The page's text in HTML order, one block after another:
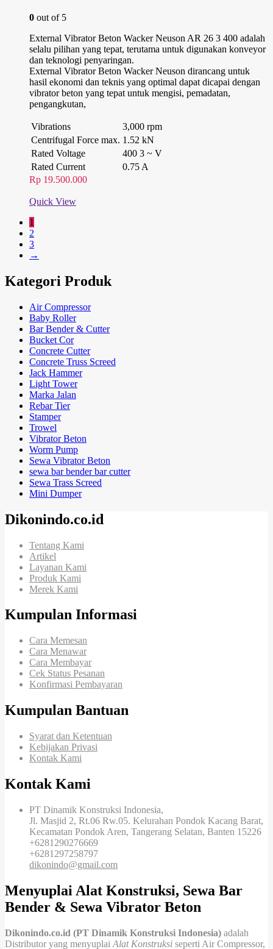
0 out of 5
External Vibrator Beton Wacker Neuson AR 26 3 400 adalah
selalu pilihan yang tepat, terutama untuk digunakan konveyor
dan teknologi penyaringan.
External Vibrator Beton Wacker Neuson dirancang untuk
hasil ekonomi dan teknis yang optimal dapat dicapai dengan
vibrator beton yang tepat untuk mengisi, pemadatan,
pengangkutan,
Vibrations
3,000 rpm
Centrifugal Force max. 1.52 kN
Rated Voltage
400 3 ~ V
Rated Current
0.75 A
Rp 19.500.000
Quick View
1
2
3
→
Kategori Produk
Air Compressor
Baby Roller
Bar Bender & Cutter
Bucket Cor
Concrete Cutter
Concrete Truss Screed
Jack Hammer
Light Tower
Marka Jalan
Rebar Tier
Stamper
Trowel
Vibrator Beton
Worm Pump
Sewa Vibrator Beton
sewa bar bender bar cutter
Sewa Trass Screed
Mini Dumper
Dikonindo.co.id
Tentang Kami
Artikel
Layanan Kami
Produk Kami
Merek Kami
Kumpulan Informasi
Cara Memesan
Cara Menawar
Cara Membayar
Cek Status Pesanan
Konfirmasi Pembayaran
Kumpulan Bantuan
Syarat dan Ketentuan
Kebijakan Privasi
Kontak Kami
Kontak Kami
PT Dinamik Konstruksi Indonesia,
Jl. Masjid 2, Rt.06 Rw.05. Kelurahan Pondok Kacang Barat,
Kecamatan Pondok Aren, Tangerang Selatan, Banten 15226
+6281290276669
+6281297258797
dikonindo@gmail.com
Menyuplai Alat Konstruksi, Sewa Bar
Bender & Sewa Vibrator Beton
Dikonindo.co.id (PT Dinamik Konstruksi Indonesia) adalah
Distributor yang menyuplai Alat Konstruksi seperti Air Compressor,